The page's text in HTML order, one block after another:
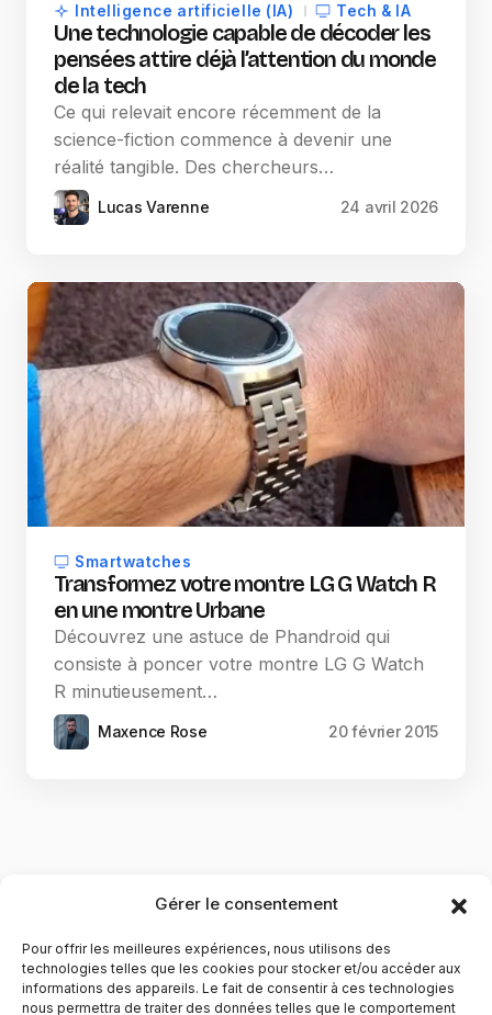
Gérer le consentement
Pour offrir les meilleures expériences, nous utilisons des
technologies telles que les cookies pour stocker et/ou accéder aux
informations des appareils. Le fait de consentir à ces technologies
nous permettra de traiter des données telles que le comportement
Intelligence artificielle (IA) Tech & IA
Une technologie capable de décoder les
pensées attire déjà l’attention du monde
de la tech
Ce qui relevait encore récemment de la
science-fiction commence à devenir une
réalité tangible. Des chercheurs…
Lucas Varenne 24 avril 2026
Smartwatches
Transformez votre montre LG G Watch R
en une montre Urbane
Découvrez une astuce de Phandroid qui
consiste à poncer votre montre LG G Watch
R minutieusement…
Maxence Rose 20 février 2015